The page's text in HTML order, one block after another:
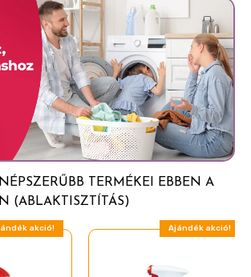
(Benzisothiazolinone)
válthat ki. Gyermekektől elzárva
a permet belélegzését. Kizárólag
jól szellőző helyiségben használható.
TERMÉKEI EBBEN A
(ABLAKTISZTÍTÁS)
akció! Ajándék akció!